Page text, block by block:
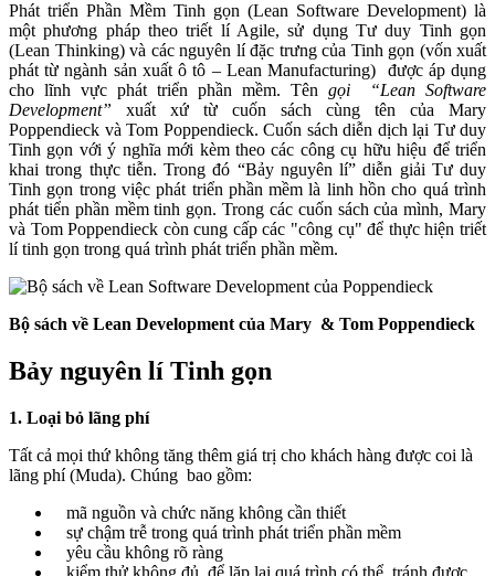
Phát triển Phần Mềm Tinh gọn (Lean Software Development) là
một phương pháp theo triết lí Agile, sử dụng Tư duy Tinh gọn
(Lean Thinking) và các nguyên lí đặc trưng của Tinh gọn (vốn xuất
phát từ ngành sản xuất ô tô – Lean Manufacturing)
được áp dụng
cho lĩnh vực phát triển phần mềm. Tên gọi
“Lean Software
Development” xuất xứ từ cuốn sách cùng tên của Mary
Poppendieck và Tom Poppendieck. Cuốn sách diễn dịch lại Tư duy
Tinh gọn với ý nghĩa mới kèm theo các công cụ hữu hiệu để triển
khai trong thực tiễn. Trong đó “Bảy nguyên lí” diễn giải Tư duy
Tinh gọn trong việc phát triển phần mềm là linh hồn cho quá trình
phát tiển phần mềm tinh gọn. Trong các cuốn sách của mình, Mary
và Tom Poppendieck còn cung cấp các "công cụ" để thực hiện triết
lí tinh gọn trong quá trình phát triển phần mềm.
Bộ sách về Lean Development của Mary & Tom Poppendieck
Bảy nguyên lí Tinh gọn
1. Loại bỏ lãng phí
Tất cả mọi thứ không tăng thêm giá trị cho khách hàng được coi là
lãng phí (Muda). Chúng bao gồm:
mã nguồn và chức năng không cần thiết
sự chậm trễ trong quá trình phát triển phần mềm
yêu cầu không rõ ràng